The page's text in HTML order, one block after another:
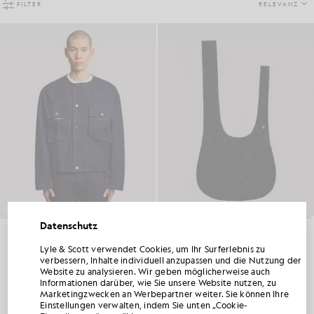
FILTER RELEVANZ
Jeansjacke mit Kontraststreifen
£165.00 £85.00
2 e von 2 -Produkten werden angezeigt
Datenschutz
Lyle & Scott verwendet Cookies, um Ihr Surferlebnis zu
verbessern, Inhalte individuell anzupassen und die Nutzung der
Website zu analysieren. Wir geben möglicherweise auch
Informationen darüber, wie Sie unsere Website nutzen, zu
Marketingzwecken an Werbepartner weiter. Sie können Ihre
Einstellungen verwalten, indem Sie unten „Cookie-
HOLEN SIE SICH 15 % RABATT AUF IHRE
ERSTE BESTELLUNG
Werden Sie Mitglied im „ Lyle & Scott “-Club und erfahren Sie als Erste von den
Neuheiten der neuen Saison, Kooperationen und saisonalen Sonderverkäufen exklusiv
für Mitglieder sowie von einem einzigartigen Willkommenscode mit 15 % Rabatt.